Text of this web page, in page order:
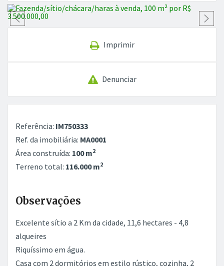
Anterior
Imprimir
Denunciar
Referência: IM750333
Ref. da imobiliária: MA0001
Área construída: 100 m2
Terreno total: 116.000 m2
Observações
Excelente sítio a 2 Km da cidade, 11,6 hectares - 4,8
alqueires
Riquíssimo em água.
Casa com 2 dormitórios em estilo rústico, cozinha, 2